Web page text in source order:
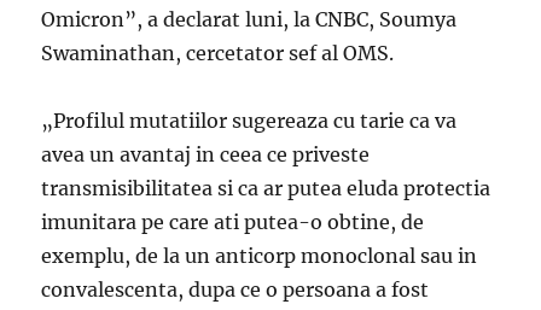
Omicron”, a declarat luni, la CNBC, Soumya
Swaminathan, cercetator sef al OMS.
„Profilul mutatiilor sugereaza cu tarie ca va
avea un avantaj in ceea ce priveste
transmisibilitatea si ca ar putea eluda protectia
imunitara pe care ati putea-o obtine, de
exemplu, de la un anticorp monoclonal sau in
convalescenta, dupa ce o persoana a fost